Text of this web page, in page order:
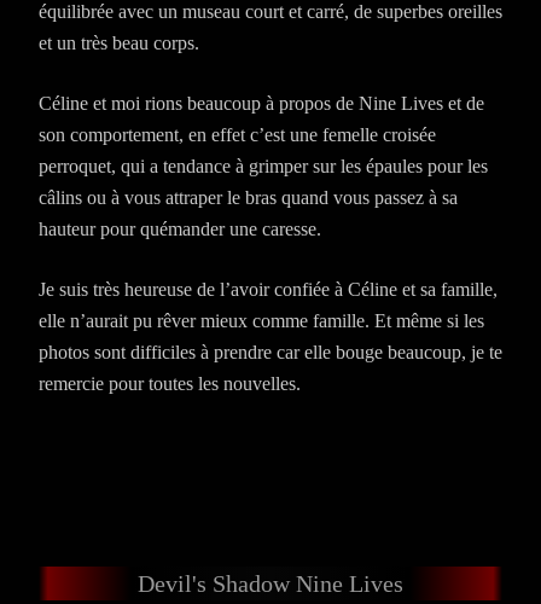
équilibrée avec un museau court et carré, de superbes oreilles
et un très beau corps.
Céline et moi rions beaucoup à propos de Nine Lives et de
son comportement, en effet c’est une femelle croisée
perroquet, qui a tendance à grimper sur les épaules pour les
câlins ou à vous attraper le bras quand vous passez à sa
hauteur pour quémander une caresse.
Je suis très heureuse de l’avoir confiée à Céline et sa famille,
elle n’aurait pu rêver mieux comme famille. Et même si les
photos sont difficiles à prendre car elle bouge beaucoup, je te
remercie pour toutes les nouvelles.
Devil's Shadow Nine Lives